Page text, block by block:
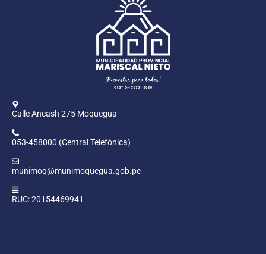
Calle Ancash 275 Moquegua
053-458000 (Central Telefónica)
munimoq@munimoquegua.gob.pe
RUC: 20154469941